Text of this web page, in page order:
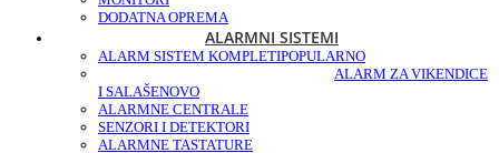
DODATNA OPREMA
ALARMNI SISTEMI
ALARM SISTEM KOMPLETIPOPULARNO
ALARM ZA VIKENDICE
I SALAŠENOVO
ALARMNE CENTRALE
SENZORI I DETEKTORI
ALARMNE TASTATURE